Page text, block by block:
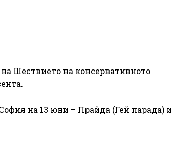
Шествието на консервативното
на 13 юни – Прайда (Гей парада) и